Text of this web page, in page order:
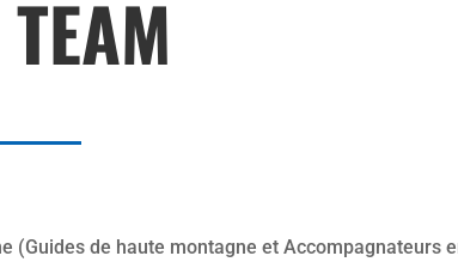
de haute montagne et Accompagnateurs